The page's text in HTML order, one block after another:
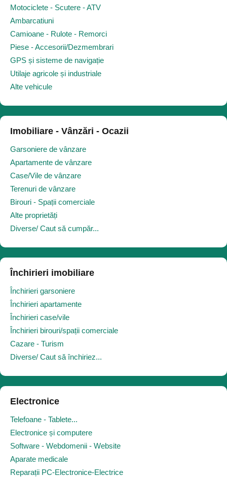
Motociclete - Scutere - ATV
Ambarcatiuni
Camioane - Rulote - Remorci
Piese - Accesorii/Dezmembrari
GPS și sisteme de navigație
Utilaje agricole și industriale
Alte vehicule
Imobiliare - Vânzări - Ocazii
Garsoniere de vânzare
Apartamente de vânzare
Case/Vile de vânzare
Terenuri de vânzare
Birouri - Spații comerciale
Alte proprietăți
Diverse/ Caut să cumpăr...
Închirieri imobiliare
Închirieri garsoniere
Închirieri apartamente
Închirieri case/vile
Închirieri birouri/spații comerciale
Cazare - Turism
Diverse/ Caut să închiriez...
Electronice
Telefoane - Tablete...
Electronice și computere
Software - Webdomenii - Website
Aparate medicale
Reparații PC-Electronice-Electrice